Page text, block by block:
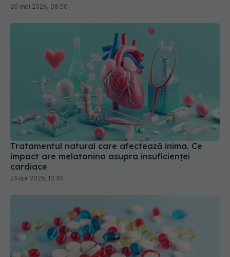
Tratamentul natural care afectează inima. Ce
impact are melatonina asupra insuficienței
cardiace
23 apr 2026, 12:30